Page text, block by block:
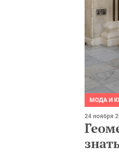
МОДА И
24 ноября